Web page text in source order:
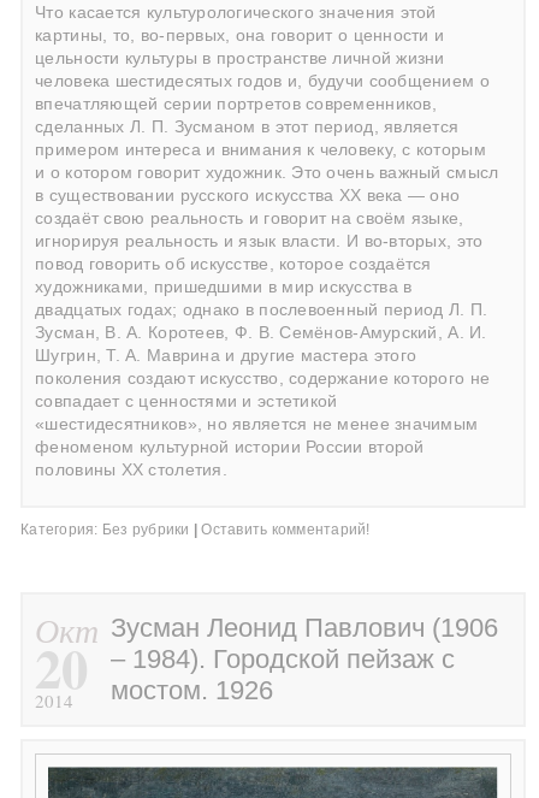
Что касается культурологического значения этой
картины, то, во-первых, она говорит о ценности и
цельности культуры в пространстве личной жизни
человека шестидесятых годов и, будучи сообщением о
впечатляющей серии портретов современников,
сделанных Л. П. Зусманом в этот период, является
примером интереса и внимания к человеку, с которым
и о котором говорит художник. Это очень важный смысл
в существовании русского искусства ХХ века — оно
создаёт свою реальность и говорит на своём языке,
игнорируя реальность и язык власти. И во-вторых, это
повод говорить об искусстве, которое создаётся
художниками, пришедшими в мир искусства в
двадцатых годах; однако в послевоенный период Л. П.
Зусман,
В. А. Коротеев Ф. В. Семёнов-Амурский ,А. И.
Шугрин ,Т. А. Маврина и другие мастера этого
поколения создают искусство, содержание которого не
совпадает с ценностями и эстетикой
«шестидесятников», но является не менее значимым
феноменом культурной истории России второй
половины ХХ столетия.
Категория: Без рубрики | Оставить комментарий!
Окт
20
2014
Зусман Леонид Павлович (1906
– 1984). Городской пейзаж с
мостом. 1926